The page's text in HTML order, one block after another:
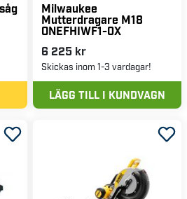
Milwaukee
Mutterdragare M18
ONEFHIWF1-0X
6 225 kr
Skickas inom 1-3 vardagar!
LÄGG TILL I KUNDVAGN